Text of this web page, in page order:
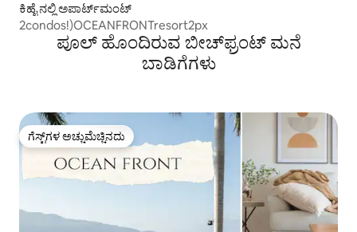
ಕಿಹೈ ನಲ್ಲಿ ಅಪಾರ್ಟ್‌ಮಂಟ್
2condos!)OCEANFRONTresort2px
ಪೂಲ್ ಹೊಂದಿರುವ ಬೀಚ್‌‌ಫ್ರಂಟ್ ಮನೆ
ಬಾಡಿಗೆಗಳು
ಗೆಸ್ಟ್‌ಗಳ ಅಚ್ಚುಮೆಚ್ಚಿನದು
ಗೆಸ್ಟ್‌ಗಳ ಅಚ್ಚುಮೆಚ್ಚಿನದು